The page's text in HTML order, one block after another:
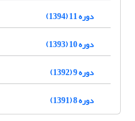
دوره 11 (1394)
دوره 10 (1393)
دوره 9 (1392)
دوره 8 (1391)